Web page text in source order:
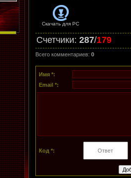
Скачать для PC
Счетчики: 287/179
Всего комментариев: 0
Имя *:
Email *:
Код *: